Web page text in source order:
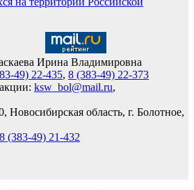
Ирина Владимировна
49) 22-435, 8 (383-49) 22-373
ksw_bol@mail.ru,
Новосибирская область, г. Болотное,
8 (383-49) 21-432